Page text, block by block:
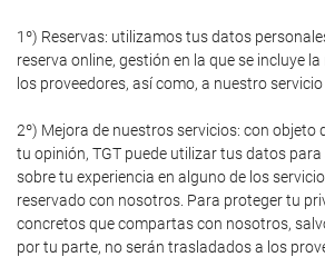
1º) Reservas: utilizamos tus datos
reserva online, gestión en la que se incluye
los proveedores, así como, a nuestro
2º) Mejora de nuestros servicios: con objeto
tu opinión, TGT puede utilizar tus datos
sobre tu experiencia en alguno de los
reservado con nosotros. Para proteger tu
concretos que compartas con nosotros,
por tu parte, no serán trasladados a los